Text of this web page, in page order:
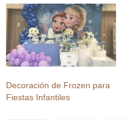
Decoración de Frozen para
Fiestas Infantiles